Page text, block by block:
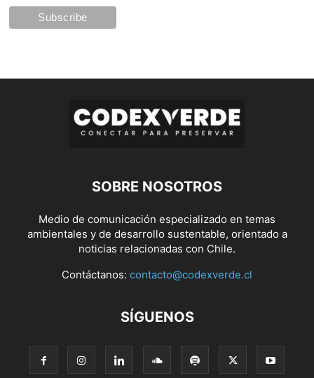
SOBRE NOSOTROS
Medio de comunicación especializado en temas
ambientales y de desarrollo sustentable, orientado a
noticias relacionadas con Chile.
Contáctanos: contacto@codexverde.cl
SÍGUENOS